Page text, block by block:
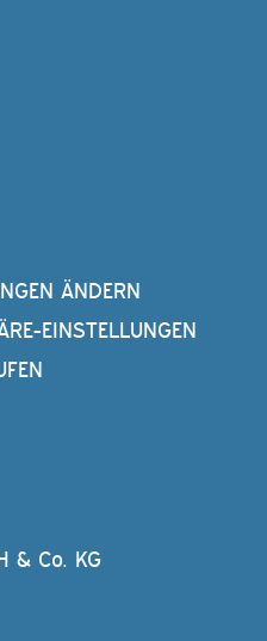
ÄNDERN
EINSTELLUNGEN
& Co. KG